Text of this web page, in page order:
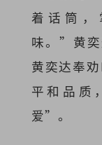
着话筒
味。”黄奕
黄奕达奉
平和品质
爱”。